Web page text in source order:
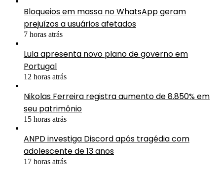
Bloqueios em massa no WhatsApp geram
prejuízos a usuários afetados
7 horas atrás
Lula apresenta novo plano de governo em
Portugal
12 horas atrás
Nikolas Ferreira registra aumento de 8.850% em
seu patrimônio
15 horas atrás
ANPD investiga Discord após tragédia com
adolescente de 13 anos
17 horas atrás